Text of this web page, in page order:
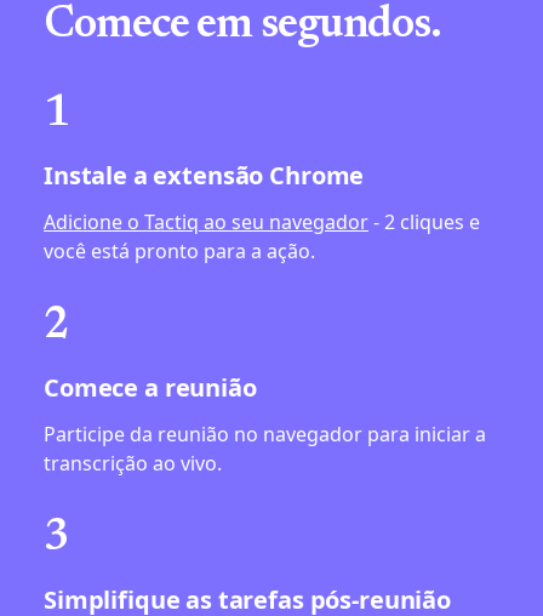
Comece em segundos.
1
Instale a extensão Chrome
Adicione o Tactiq ao seu navegador- 2 cliques e
você está pronto para a ação.
2
Comece a reunião
Participe da reunião no navegador para iniciar a
transcrição ao vivo.
3
Simplifique as tarefas pós-reunião